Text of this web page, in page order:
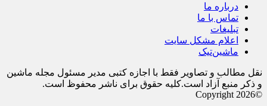
درباره ما
تماس با ما
تبلیغات
اعلام مشکل سایت
ماشین‌تیک
نقل مطالب و تصاویر فقط با اجازه کتبی مدیر مسئول مجله ماشین
و ذکر منبع آزاد است.کلیه حقوق برای ناشر محفوظ است.
©Copyright 2026